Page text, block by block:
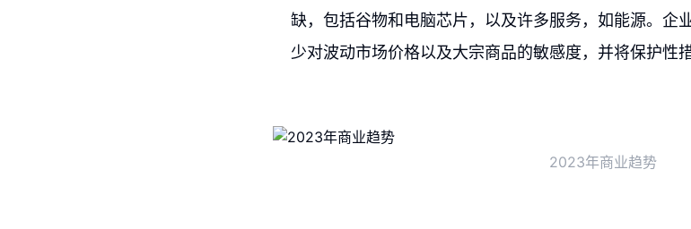
缺，包括谷物和电脑芯片，以及许多服务，如能源。企
少对波动市场价格以及大宗商品的敏感度，并将保护性
2023年商业趋势